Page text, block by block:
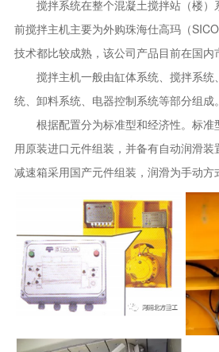
搅拌系统在整个混凝土搅拌站（楼）
前搅拌主机主要为外购珠海仕高玛（
技术都比较成熟，该公司产品目前在国
搅拌主机一般由缸体系统、搅拌系统
统、卸料系统、电器控制系统等部分组成。
根据配置分为标准型和经济性。标准
用原装进口元件组装，并备有自动润滑
减速箱采用国产元件组装，润滑为手动方